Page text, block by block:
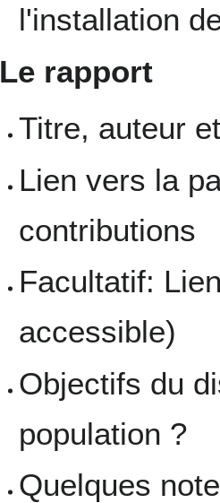
l'installation
Le rapport
Titre, auteur
Lien vers la
contributions
Facultatif:
accessible)
Objectifs du
population ?
Quelques